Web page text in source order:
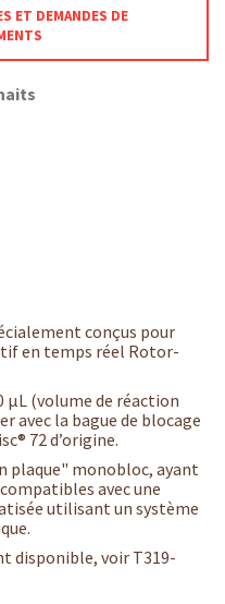
ET DEMANDES DE
conçus pour
en temps réel Rotor-
µL (volume de réaction
avec la bague de blocage
72 d’origine.
plaque" monobloc, ayant
avec une
utilisant un système
disponible, voir T319-